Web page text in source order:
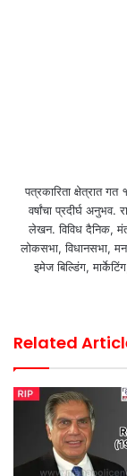
पत्रकारिता क्षेत्रात गत
वर्षांचा प्रदीर्घ
लेखन. विविध दैनिक,
लोकसभा, विधानसभा,
इमेज बिल्डिंग,
Related